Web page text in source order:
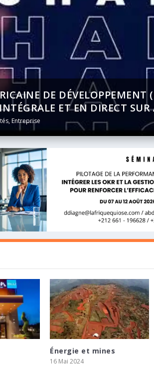
CÔTIÈRE SAUVAGE DE 13
,Entreprise
DE DÉVELOPPEMENT
ET EN DIRECT SUR
,Entreprise
DE LA BANQUE
TIENNENT UNE
SON
STRATÉGIQUE AVEC D.IA
ET TENSAI
BUYOUT D’ISAMBANE
Énergie et mines
16 Mai 2024